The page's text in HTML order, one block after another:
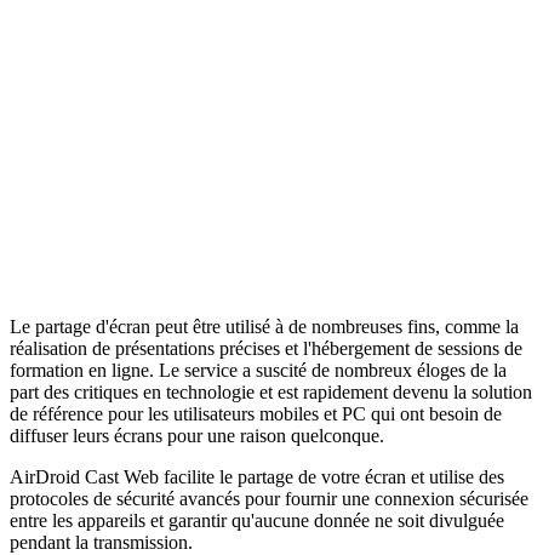
Le partage d'écran peut être utilisé à de nombreuses fins, comme la
réalisation de présentations précises et l'hébergement de sessions de
formation en ligne. Le service a suscité de nombreux éloges de la
part des critiques en technologie et est rapidement devenu la solution
de référence pour les utilisateurs mobiles et PC qui ont besoin de
diffuser leurs écrans pour une raison quelconque.
AirDroid Cast Web facilite le partage de votre écran et utilise des
protocoles de sécurité avancés pour fournir une connexion sécurisée
entre les appareils et garantir qu'aucune donnée ne soit divulguée
pendant la transmission.